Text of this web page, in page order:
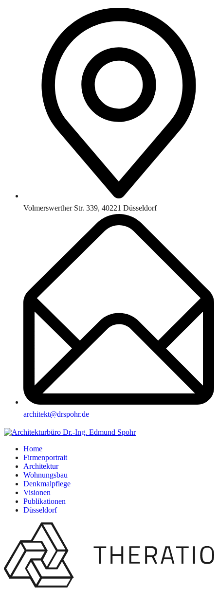
Volmerswerther Str. 339, 40221 Düsseldorf
architekt@drspohr.de
Home
Firmenportrait
Architektur
Wohnungsbau
Denkmalpflege
Visionen
Publikationen
Düsseldorf